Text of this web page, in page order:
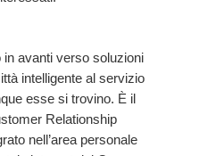
in avanti verso soluzioni
intelligente al servizio
esse si trovino. È il
Relationship
nell’area personale